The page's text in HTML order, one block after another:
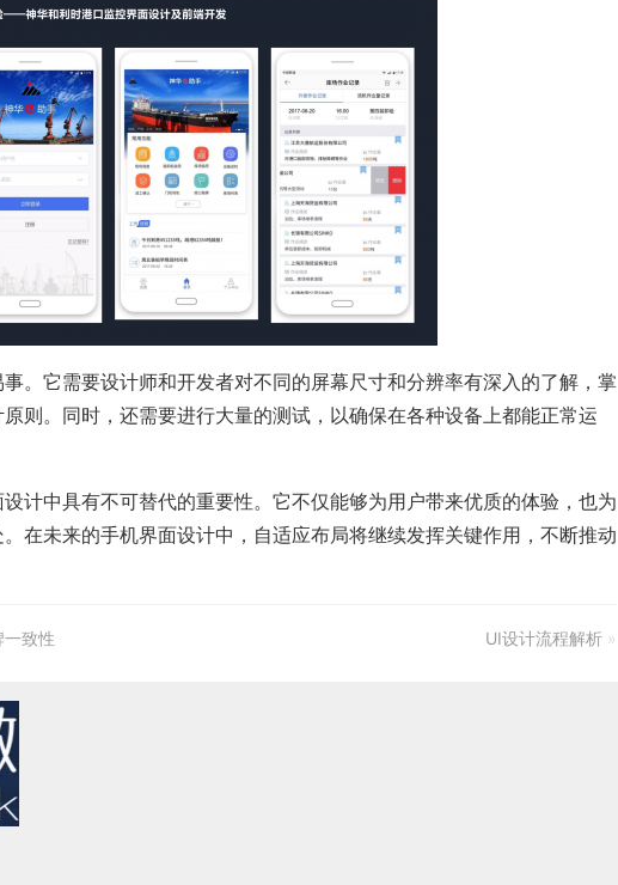
。它需要设计师和开发者对不同的屏幕尺寸和分辨率有深入的了解，掌
则。同时，还需要进行大量的测试，以确保在各种设备上都能正常运
计中具有不可替代的重要性。它不仅能够为用户带来优质的体验，也为
在未来的手机界面设计中，自适应布局将继续发挥关键作用，不断推动
致性 UI设计流程解析 »